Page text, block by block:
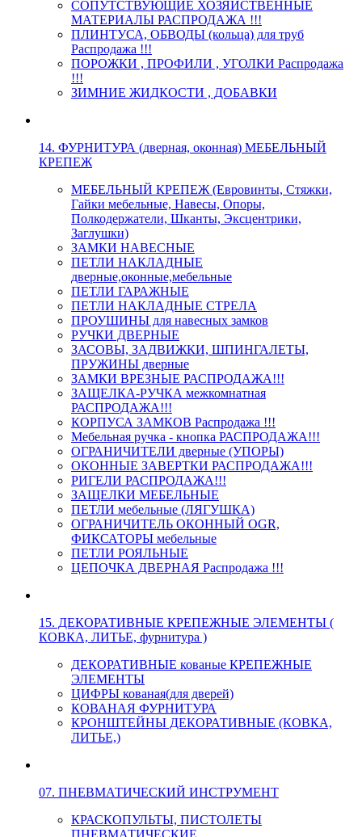
СОПУТСТВУЮЩИЕ ХОЗЯЙСТВЕННЫЕ
МАТЕРИАЛЫ РАСПРОДАЖА !!!
ПЛИНТУСА, ОБВОДЫ (кольца) для труб
Распродажа !!!
ПОРОЖКИ , ПРОФИЛИ , УГОЛКИ Распродажа
!!!
ЗИМНИЕ ЖИДКОСТИ , ДОБАВКИ
14. ФУРНИТУРА (дверная, оконная) МЕБЕЛЬНЫЙ
КРЕПЕЖ
МЕБЕЛЬНЫЙ КРЕПЕЖ (Евровинты, Стяжки,
Гайки мебельные, Навесы, Опоры,
Полкодержатели, Шканты, Эксцентрики,
Заглушки)
ЗАМКИ НАВЕСНЫЕ
ПЕТЛИ НАКЛАДНЫЕ
дверные,оконные,мебельные
ПЕТЛИ ГАРАЖНЫЕ
ПЕТЛИ НАКЛАДНЫЕ СТРЕЛА
ПРОУШИНЫ для навесных замков
РУЧКИ ДВЕРНЫЕ
ЗАСОВЫ, ЗАДВИЖКИ, ШПИНГАЛЕТЫ,
ПРУЖИНЫ дверные
ЗАМКИ ВРЕЗНЫЕ РАСПРОДАЖА!!!
ЗАЩЕЛКА-РУЧКА межкомнатная
РАСПРОДАЖА!!!
КОРПУСА ЗАМКОВ Распродажа !!!
Мебельная ручка - кнопка РАСПРОДАЖА!!!
ОГРАНИЧИТЕЛИ дверные (УПОРЫ)
ОКОННЫЕ ЗАВЕРТКИ РАСПРОДАЖА!!!
РИГЕЛИ РАСПРОДАЖА!!!
ЗАЩЕЛКИ МЕБЕЛЬНЫЕ
ПЕТЛИ мебельные (ЛЯГУШКА)
ОГРАНИЧИТЕЛЬ ОКОННЫЙ OGR,
ФИКСАТОРЫ мебельные
ПЕТЛИ РОЯЛЬНЫЕ
ЦЕПОЧКА ДВЕРНАЯ Распродажа !!!
15. ДЕКОРАТИВНЫЕ КРЕПЕЖНЫЕ ЭЛЕМЕНТЫ (
КОВКА, ЛИТЬЕ, фурнитура )
ДЕКОРАТИВНЫЕ кованые КРЕПЕЖНЫЕ
ЭЛЕМЕНТЫ
ЦИФРЫ кованая(для дверей)
КОВАНАЯ ФУРНИТУРА
КРОНШТЕЙНЫ ДЕКОРАТИВНЫЕ (КОВКА,
ЛИТЬЕ,)
07. ПНЕВМАТИЧЕСКИЙ ИНСТРУМЕНТ
КРАСКОПУЛЬТЫ, ПИСТОЛЕТЫ
ПНЕВМАТИЧЕСКИЕ